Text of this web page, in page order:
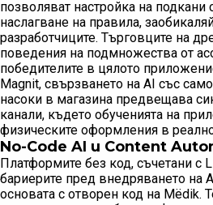
позволяват настройка на подкани
наслагване на правила,
разработчиците. Търговците на
поведения на подмножества от
победителите в цялото
Magnit, свързването на AI със
насоки в магазина предвещава
канали, където обученията на
физическите оформления в
No-Code AI и Content
Платформите без код, съчетани с
бариерите пред внедряването на
основата с отворен код на Mёdik.